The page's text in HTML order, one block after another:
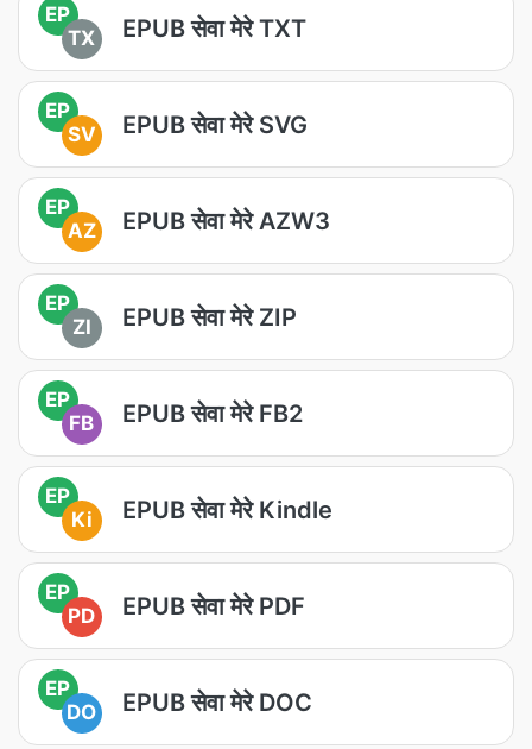
EP
TX
EPUB सेवा मेरे TXT
EP
SV
EPUB सेवा मेरे SVG
EP
AZ
EPUB सेवा मेरे AZW3
EP
ZI
EPUB सेवा मेरे ZIP
EP
FB
EPUB सेवा मेरे FB2
EP
Ki
EPUB सेवा मेरे Kindle
EP
PD
EPUB सेवा मेरे PDF
EP
DO
EPUB सेवा मेरे DOC